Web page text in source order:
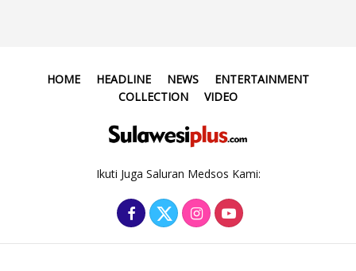
HOME HEADLINE NEWS
ENTERTAINMENT
COLLECTION
VIDEO
Ikuti Juga Saluran Medsos Kami: